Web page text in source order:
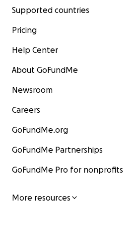
Supported countries
Pricing
Help Center
About GoFundMe
Newsroom
Careers
GoFundMe.org
GoFundMe Partnerships
GoFundMe Pro for nonprofits
More resources